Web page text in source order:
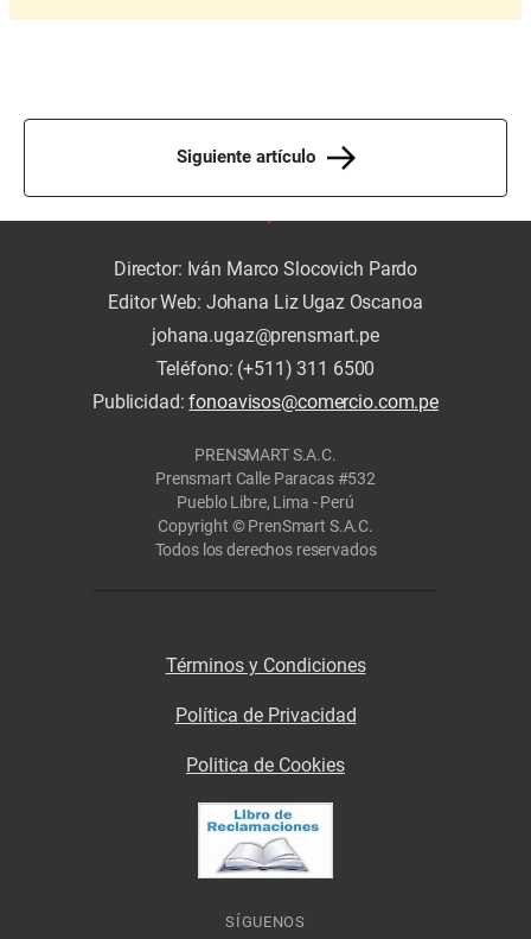
Siguiente artículo
Director: Iván Marco Slocovich Pardo
Editor Web: Johana Liz Ugaz Oscanoa
johana.ugaz@prensmart.pe
Teléfono: (+511) 311 6500
Publicidad:fonoavisos@comercio.com.pe
PRENSMART S.A.C.
Prensmart Calle Paracas #532
Pueblo Libre, Lima - Perú
Copyright © PrenSmart S.A.C.
Todos los derechos reservados
Términos y Condiciones
Política de Privacidad
Politica de Cookies
SÍGUENOS